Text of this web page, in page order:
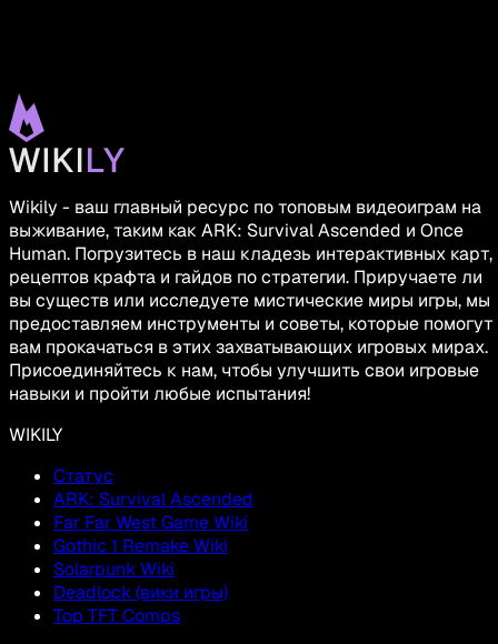
Wikily - ваш главный ресурс по топовым видеоиграм на
выживание, таким как ARK: Survival Ascended и Once
Human. Погрузитесь в наш кладезь интерактивных карт,
рецептов крафта и гайдов по стратегии. Приручаете ли
вы существ или исследуете мистические миры игры, мы
предоставляем инструменты и советы, которые помогут
вам прокачаться в этих захватывающих игровых мирах.
Присоединяйтесь к нам, чтобы улучшить свои игровые
навыки и пройти любые испытания!
WIKILY
Статус
ARK: Survival Ascended
Far Far West Game Wiki
Gothic 1 Remake Wiki
Solarpunk Wiki
Deadlock (вики игры)
Top TFT Comps